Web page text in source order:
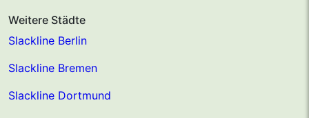
Weitere Städte
Slackline Berlin
Slackline Bremen
Slackline Dortmund